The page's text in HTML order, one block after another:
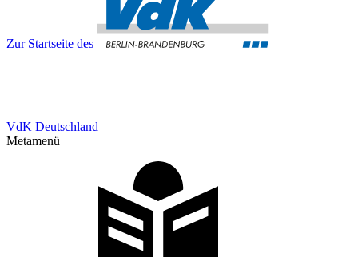
Zur Startseite des
VdK Deutschland
Metamenü